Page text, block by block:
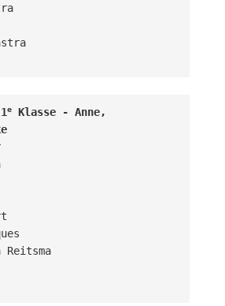
e Klasse - Anne,
Reitsma